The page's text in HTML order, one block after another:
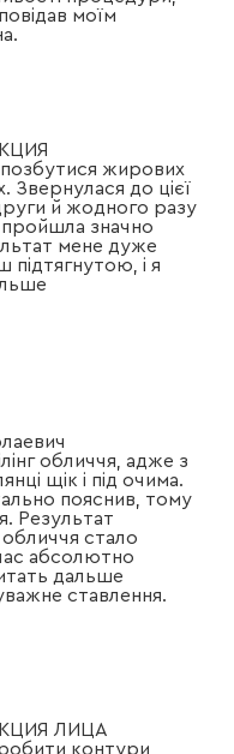
моїм
позбутися жирових
Звернулася до цієї
й жодного разу
пройшла значно
мене дуже
підтягнутою, і я
обличчя, адже з
щік і під очима.
пояснив, тому
Результат
стало
абсолютно
дальше
ставлення.
ЛИЦА
контури